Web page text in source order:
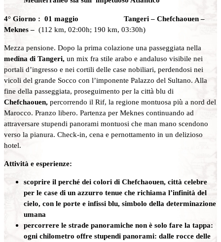
4° Giorno : 01 maggio Tangeri – Chefchaouen –
Meknes – (112 km, 02:00h; 190 km, 03:30h)
Mezza pensione. Dopo la prima colazione una passeggiata nella
medina di Tangeri, un mix fra stile arabo e andaluso visibile nei
portali d’ingresso e nei cortili delle case nobiliari, perdendosi nei
vicoli del grande Socco con l’imponente Palazzo del Sultano. Alla
fine della passeggiata, proseguimento per la città blu di
Chefchaouen, percorrendo il Rif, la regione montuosa più a nord del
Marocco. Pranzo libero. Partenza per Meknes continuando ad
attraversare stupendi panorami montuosi che man mano scendono
verso la pianura. Check-in, cena e pernottamento in un delizioso
hotel.
Attività e esperienze:
scoprire il perché dei colori di Chefchaouen, città celebre
per le case di un azzurro tenue che richiama l’infinità del
cielo, con le porte e infissi blu, simbolo della determinazione
umana
percorrere le strade panoramiche non è solo fare la tappa:
ogni chilometro offre stupendi panorami: dalle rocce delle